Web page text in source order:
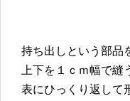
持ち出しという部品
上下を１ｃｍ幅で縫
表にひっくり返して